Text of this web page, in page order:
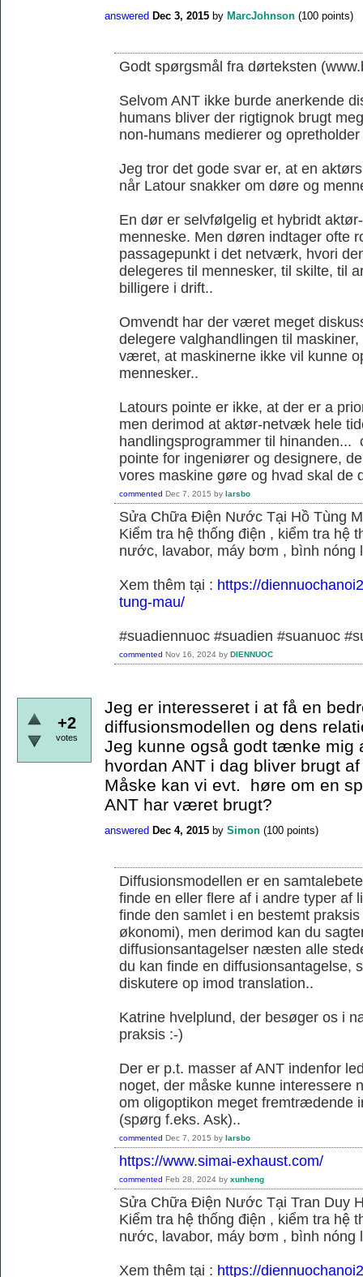
answered Dec 3, 2015 by MarcJohnson (100 points)
Godt spørgsmål fra dørteksten
Selvom ANT ikke burde anerkende
humans bliver der rigtignok brugt
non-humans medierer og
Jeg tror det gode svar er, at en
når Latour snakker om døre og
En dør er selvfølgelig et hybridt
menneske. Men døren indtager ofte
passagepunkt i det netværk, hvori
delegeres til mennesker, til skilte, til
billigere i drift..
Omvendt har der været meget
delegere valghandlingen til
været, at maskinerne ikke vil kunne
mennesker..
Latours pointe er ikke, at der er a
men derimod at aktør-netvæk hele
handlingsprogrammer til hinanden...
pointe for ingeniører og designere,
vores maskine gøre og hvad skal de
commented Dec 7, 2015 by larsbo
Sửa Chữa Điện Nước Tại Hồ Tùng
Kiểm tra hệ thống điện , kiểm tra hệ
nước, lavabor, máy bơm , bình nóng
Xem thêm tại : https://
tung-mau/
#suadiennuoc #suadien #suanuoc
commented Nov 16, 2024 by DIENNUOC
+2
votes
Jeg er interesseret i at få en
diffusionsmodellen og dens
Jeg kunne også godt tænke mig
hvordan ANT i dag bliver brugt
Måske kan vi evt. høre om en
ANT har været brugt?
answered Dec 4, 2015 by Simon (100 points)
Diffusionsmodellen er en
finde en eller flere af i andre typer af
finde den samlet i en bestemt
økonomi), men derimod kan du
diffusionsantagelser næsten alle
du kan finde en diffusionsantagelse,
diskutere op imod translation..
Katrine hvelplund, der besøger os i
praksis :-)
Der er p.t. masser af ANT indenfor
noget, der måske kunne interessere
om oligoptikon meget fremtrædende
(spørg f.eks. Ask)..
commented Dec 7, 2015 by larsbo
https://www.simai-exhaust.com/
commented Feb 28, 2024 by xunheng
Sửa Chữa Điện Nước Tại Tran Duy
Kiểm tra hệ thống điện , kiểm tra hệ
nước, lavabor, máy bơm , bình nóng
Xem thêm tại : https://